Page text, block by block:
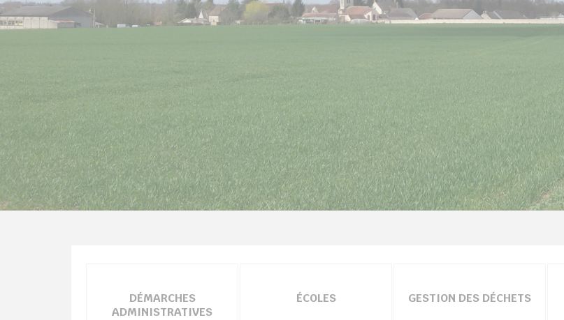
DÉMARCHES
ADMINISTRATIVES
ÉCOLES GESTION DES DÉCHETS